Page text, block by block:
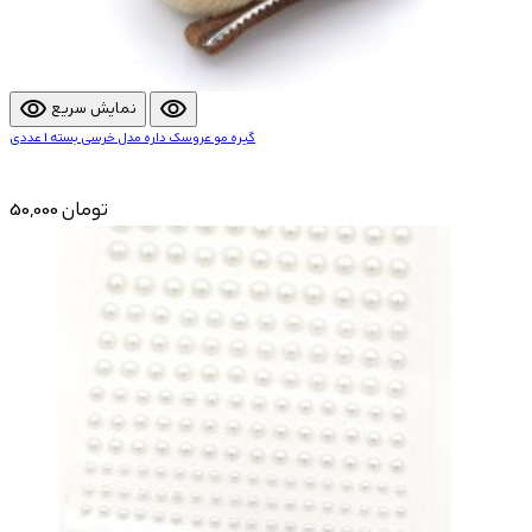
visibility نمایش سریع visibility
گیره مو عروسک داره مدل خرسی بسته 1 عددی
50,000 تومان